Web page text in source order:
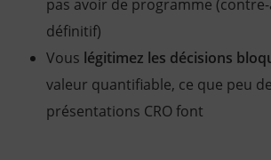
pas avoir de programme
définitif)
Vous légitimez les décisions
valeur quantifiable, ce que peu de
présentations CRO font